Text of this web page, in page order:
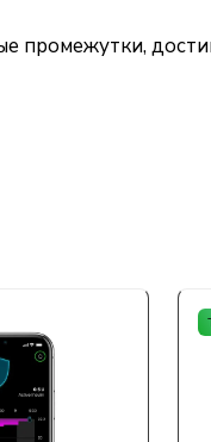
промежутки,